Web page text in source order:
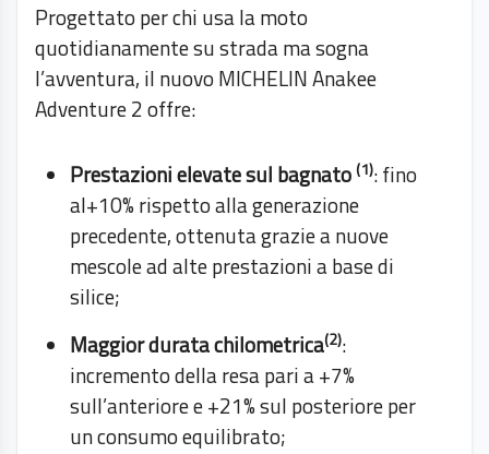
Progettato per chi usa la moto
quotidianamente su strada ma sogna
l’avventura, il nuovo MICHELIN Anakee
Adventure 2 offre:
Prestazioni elevate sul bagnato(1): fino
al+10% rispetto alla generazione
precedente, ottenuta grazie a nuove
mescole ad alte prestazioni a base di
silice;
Maggior durata chilometrica(2):
incremento della resa pari a +7%
sull’anteriore e +21% sul posteriore per
un consumo equilibrato;